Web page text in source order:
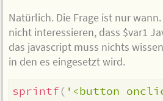
Natürlich. Die Frage ist nur
nicht interessieren, dass $var1
das javascript muss nichts
in den es eingesetzt wird.
sprintf( '<button